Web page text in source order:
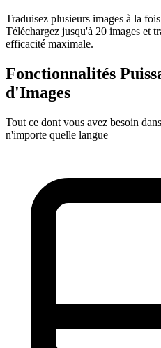
Traduisez plusieurs images à la
Téléchargez jusqu'à 20 images et
efficacité maximale.
Fonctionnalités
d'Images
Tout ce dont vous avez besoin
n'importe quelle langue